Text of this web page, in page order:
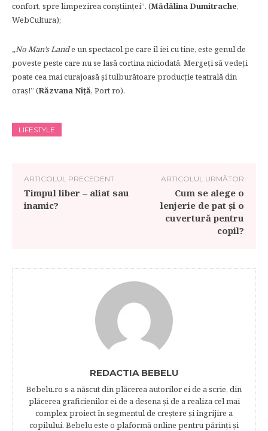
confort, spre limpezirea conștiinței”. (Mădălina Dumitrache,
WebCultura);
„No Man’s Lande un spectacol pe care îl iei cu tine, este genul de
poveste peste care nu se lasă cortina niciodată. Mergeţi să vedeţi
poate cea mai curajoasă şi tulburătoare producţie teatrală din
oraş!” (Răzvana Niţă, Port ro).
LIFESTYLE
ARTICOLUL PRECEDENT
Timpul liber – aliat sau
inamic?
ARTICOLUL URMĂTOR
Cum se alege o
lenjerie de pat și o
cuvertură pentru
copil?
REDACTIA BEBELU
Bebelu.ro s-a născut din plăcerea autorilor ei de a scrie, din
plăcerea graficienilor ei de a desena şi de a realiza cel mai
complex proiect în segmentul de creştere şi îngrijire a
copilului. Bebelu este o plaformă online pentru părinţi şi